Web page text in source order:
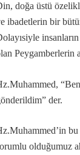
Dar çeşitleri...
doğa üstü
ibadetlerin bir
Peygamberlerin
der.
bu
olduğumuz